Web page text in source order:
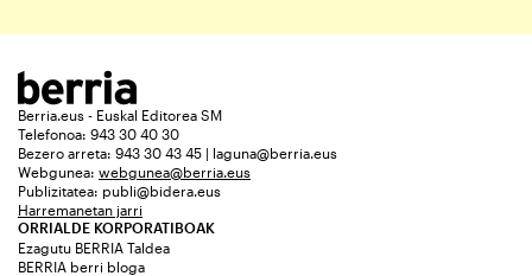
Berria.eus - Euskal Editorea SM
Telefonoa: 943 30 40 30
Bezero arreta: 943 30 43 45 | laguna@berria.eus
Webgunea: webgunea@berria.eus
Publizitatea: publi@bidera.eus
Harremanetan jarri
ORRIALDE KORPORATIBOAK
Ezagutu BERRIA Taldea
BERRIA berri bloga